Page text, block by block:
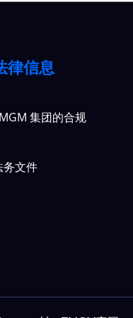
律信息
集团的合规
务文件